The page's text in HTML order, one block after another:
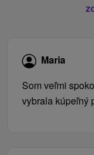
Maria
Som veľmi
vybrala kúpeľný